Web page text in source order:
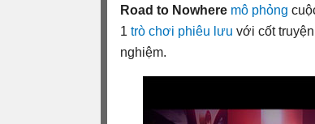
Road to Nowhere mô phỏng
1 trò chơi phiêu lưu với cốt
nghiệm.